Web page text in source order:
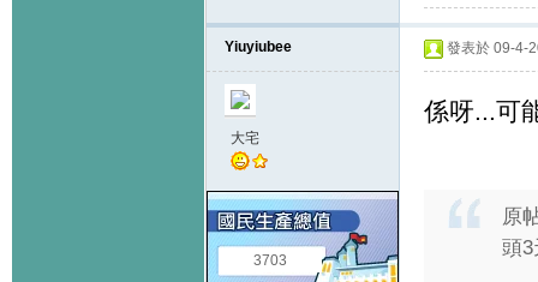
Yiuyiubee
大宅
3703
發表於 09-4-
係呀...可
原
頭3